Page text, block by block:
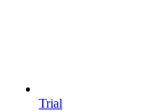
Trial